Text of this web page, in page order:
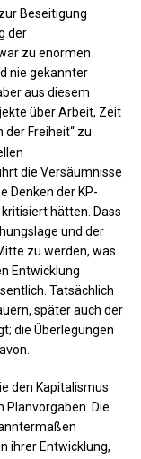
Beseitigung
der
zu enormen
nie gekannter
aus diesem
über Arbeit, Zeit
der Freiheit“ zu
die Versäumnisse
Denken der KP-
hätten. Dass
und der
zu werden, was
Entwicklung
Tatsächlich
später auch der
die Überlegungen
den Kapitalismus
Die
ihrer Entwicklung,